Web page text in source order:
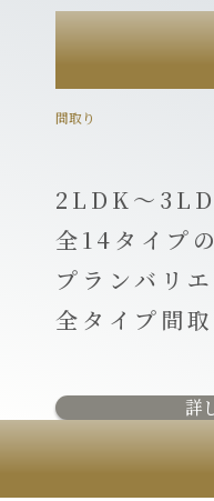
PLAN
間取り
2LDK～
全14タイプの
プランバリエ
全タイプ間取
詳